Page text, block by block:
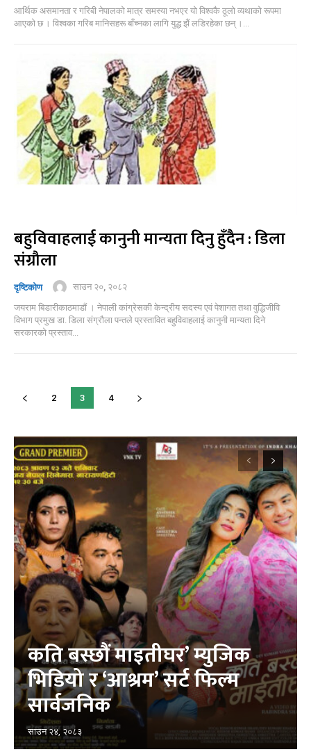
आर्थिक असमानता र गरिबी नेपालको मात्र समस्या नभएर यो विश्वकै ठूलो व्यथाको रूपमा
आएको छ । विश्वका गरिब मानिसहरू बाँच्नका लागि युद्ध झैं लडिरहेका छन् ।...
बहुविवाहलाई कानुनी मान्यता दिनु हुँदैन : डिला
संग्रौला
दृष्टिकोण
साउन २०, २०८२
जयराम बिडारीकाठमाडौं । नेपाली कांग्रेसकी केन्द्रीय सदस्य एवं पेशागत तथा वुद्धिजीवि
विभाग प्रमुख डा. डिला संग्रौला पन्तले प्रस्तावित बहुविवाहलाई कानुनी मान्यता दिने
सरकारको प्रस्ताव...
2 3 4
कति बस्छौं माइतीघर’ म्युजिक
भिडियो र ‘आश्रम’ सर्ट फिल्म
सार्वजनिक
साउन २४, २०८३